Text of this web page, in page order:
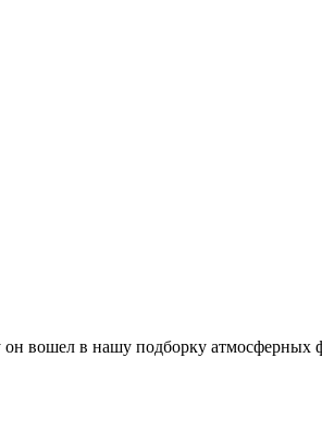
вошел в нашу подборку